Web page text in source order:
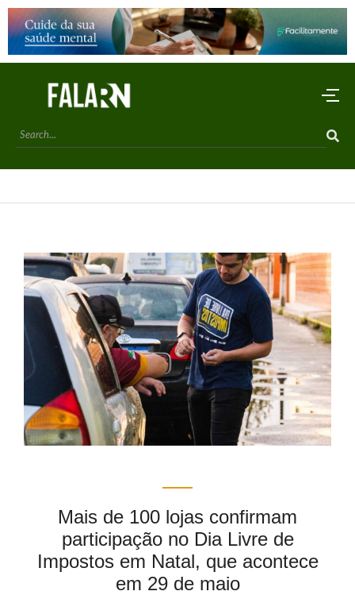
Mais de 100 lojas confirmam
participação no Dia Livre de
Impostos em Natal, que acontece
em 29 de maio